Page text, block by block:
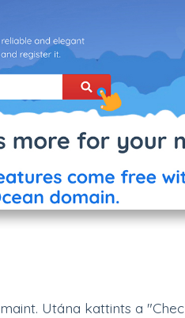
Utána kattints a